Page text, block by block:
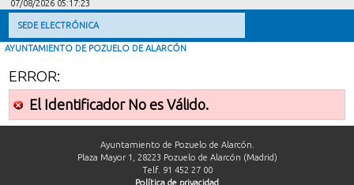
INICIO
MI CARPETA
INFORMACIÓN MUNICIPAL
AYUDA
07/08/2026 05:17:23
SEDE ELECTRÓNICA
AYUNTAMIENTO DE POZUELO DE ALARCÓN
ERROR:
El Identificador No es Válido.
Ayuntamiento de Pozuelo de Alarcón.
Plaza Mayor 1, 28223 Pozuelo de Alarcón (Madrid)
Telf. 91 452 27 00
Política de privacidad